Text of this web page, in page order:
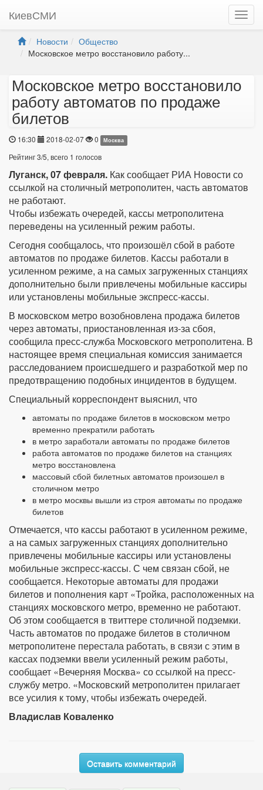
КиевСМИ
Новости
Общество
Московское метро восстановило работу...
Московское метро восстановило
работу автоматов по продаже
билетов
16:30 2018-02-07 0 Москва
Рейтинг3/5, всего 1 голосов
Луганск, 07 февраля. Как сообщает РИА Новости со
ссылкой на столичный метрополитен, часть автоматов
не работают.
Чтобы избежать очередей, кассы метрополитена
переведены на усиленный режим работы.
Сегодня сообщалось, что произошёл сбой в работе
автоматов по продаже билетов. Кассы работали в
усиленном режиме, а на самых загруженных станциях
дополнительно были привлечены мобильные кассиры
или установлены мобильные экспресс-кассы.
В московском метро возобновлена продажа билетов
через автоматы, приостановленная из‐за сбоя,
сообщила пресс‐служба Московского метрополитена. В
настоящее время специальная комиссия занимается
расследованием происшедшего и разработкой мер по
предотвращению подобных инцидентов в будущем.
Специальный корреспондент выяснил, что
автоматы по продаже билетов в московском метро
временно прекратили работать
в метро заработали автоматы по продаже билетов
работа автоматов по продаже билетов на станциях
метро восстановлена
массовый сбой билетных автоматов произошел в
столичном метро
в метро москвы вышли из строя автоматы по продаже
билетов
Отмечается, что кассы работают в усиленном режиме,
а на самых загруженных станциях дополнительно
привлечены мобильные кассиры или установлены
мобильные экспресс-кассы. С чем связан сбой, не
сообщается. Некоторые автоматы для продажи
билетов и пополнения карт «Тройка, расположенных на
станциях московского метро, временно не работают.
Об этом сообщается в твиттере столичной подземки.
Часть автоматов по продаже билетов в столичном
метрополитене перестала работать, в связи с этим в
кассах подземки ввели усиленный режим работы,
сообщает «Вечерняя Москва» со ссылкой на пресс-
службу метро. «Московский метрополитен прилагает
все усилия к тому, чтобы избежать очередей.
Владислав Коваленко
Оставить комментарий